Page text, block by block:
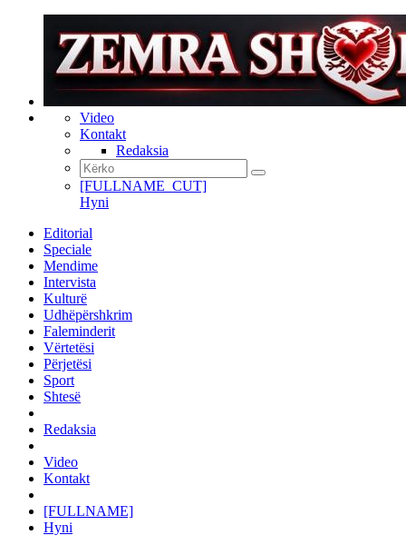
Video
Kontakt
Redaksia
[FULLNAME_CUT]
Hyni
Editorial
Speciale
Mendime
Intervista
Kulturë
Udhëpërshkrim
Faleminderit
Vërtetësi
Përjetësi
Sport
Shtesë
Redaksia
Video
Kontakt
[FULLNAME]
Hyni